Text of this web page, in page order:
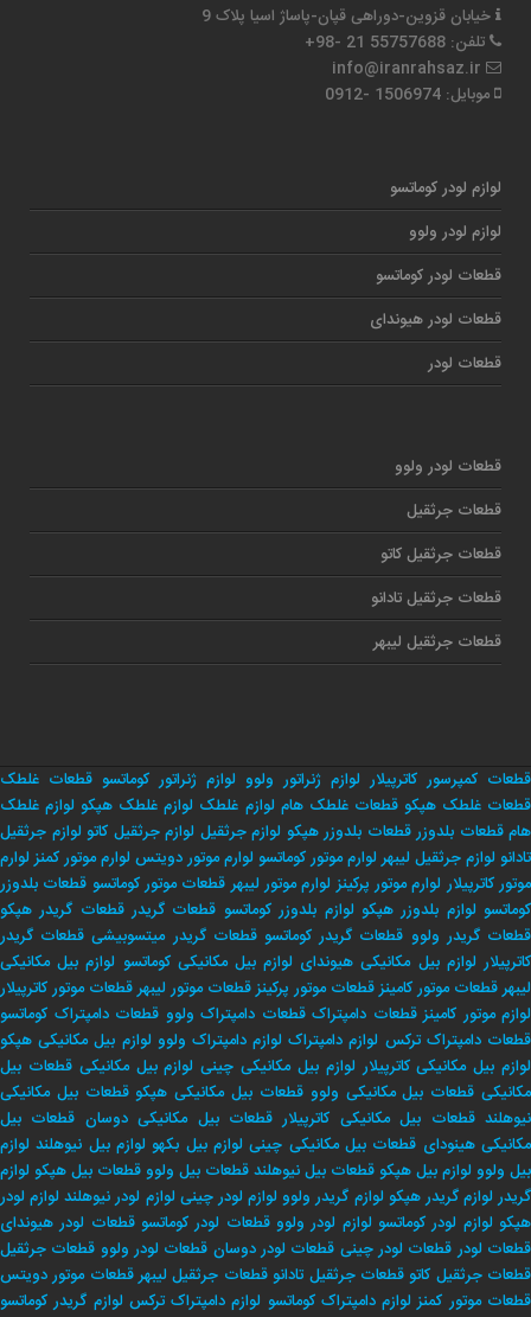
خیابان قزوین-دوراهی قپان-پاساژ اسیا پلاک 9
تلفن: 55757688 21 -98+
موبایل: 1506974 -0912
لوازم لودر کوماتسو
لوازم لودر ولوو
قطعات لودر کوماتسو
قطعات لودر هیوندای
قطعات لودر
قطعات لودر ولوو
قطعات جرثقیل
قطعات جرثقیل کاتو
قطعات جرثقیل تادانو
قطعات جرثقیل لیبهر
قطعات کمپرسور کاترپیلار لوازم ژنراتور ولوو لوازم ژنراتور کوماتسو قطعات غلطک
قطعات غلطک هپکو قطعات غلطک هام لوازم غلطک لوازم غلطک هپکو لوازم غلطک
هام قطعات بلدوزر قطعات بلدوزر هپکو لوازم جرثقیل لوازم جرثقیل کاتو لوازم جرثقیل
تادانو لوازم جرثقیل لیبهر لوارم موتور کوماتسو لوارم موتور دویتس لوارم موتور کمنز لوارم
موتور کاترپیلار لوارم موتور پرکینز لوارم موتور لیبهر قطعات موتور کوماتسو قطعات بلدوزر
کوماتسو لوازم بلدوزر هپکو لوازم بلدوزر کوماتسو قطعات گریدر قطعات گریدر هپکو
قطعات گریدر ولوو قطعات گریدر کوماتسو قطعات گریدر میتسوبیشی قطعات گریدر
کاترپیلار لوازم بیل مکانیکی هیوندای لوازم بیل مکانیکی کوماتسو لوازم بیل مکانیکی
لیبهرقطعات موتور کامینزقطعات موتور پرکینزقطعات موتور لیبهرقطعات موتور کاترپیلار
لوازم موتور کامینز قطعات دامپتراک قطعات دامپتراک ولوو قطعات دامپتراک کوماتسو
قطعات دامپتراک ترکس لوازم دامپتراک لوازم دامپتراک ولوو لوازم بیل مکانیکی هپکو
لوازم بیل مکانیکی کاترپیلار لوازم بیل مکانیکی چینی لوازم بیل مکانیکی قطعات بیل
مکانیکی قطعات بیل مکانیکی ولوو قطعات بیل مکانیکی هپکو قطعات بیل مکانیکی
نیوهلند قطعات بیل مکانیکی کاترپیلار قطعات بیل مکانیکی دوسان قطعات بیل
مکانیکی هینودای قطعات بیل مکانیکی چینی لوازم بیل بکهو لوازم بیل نیوهلند لوازم
بیل ولوو لوازم بیل هپکوقطعات بیل نیوهلندقطعات بیل ولووقطعات بیل هپکو لوازم
گریدر لوازم گریدر هپکو لوازم گریدر ولوو لوازم لودر چینی لوازم لودر نیوهلند لوازم لودر
هپکو لوازم لودر کوماتسو لوازم لودر ولوو قطعات لودر کوماتسو قطعات لودر هیوندای
قطعات لودر قطعات لودر چینی قطعات لودر دوسان قطعات لودر ولوو قطعات جرثقیل
قطعات جرثقیل کاتوقطعات جرثقیل تادانوقطعات جرثقیل لیبهرقطعات موتور دویتس
قطعات موتور کمنز لوازم دامپتراک کوماتسو لوازم دامپتراک ترکس لوازم گریدر کوماتسو